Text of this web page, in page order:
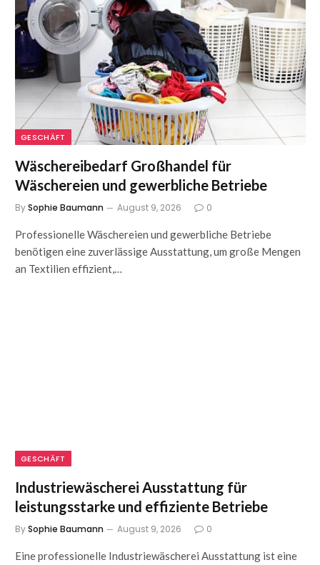
GESCHÄFT
Wäschereibedarf Großhandel für
Wäschereien und gewerbliche Betriebe
BySophie Baumann August 9, 2026 0
Professionelle Wäschereien und gewerbliche Betriebe
benötigen eine zuverlässige Ausstattung, um große Mengen
an Textilien effizient,…
GESCHÄFT
Industriewäscherei Ausstattung für
leistungsstarke und effiziente Betriebe
BySophie Baumann August 9, 2026 0
Eine professionelle Industriewäscherei Ausstattung ist eine